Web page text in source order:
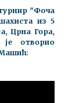
"Фоча
из 5
Црна Гора,
је отворио